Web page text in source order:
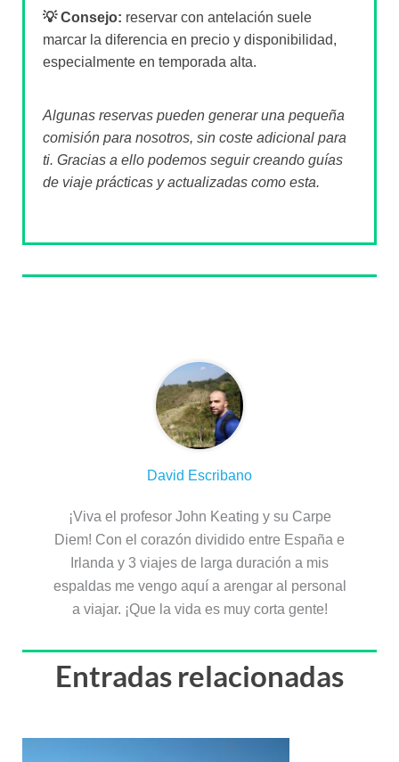
💡 Consejo: reservar con antelación suele
marcar la diferencia en precio y disponibilidad,
especialmente en temporada alta.
Algunas reservas pueden generar una pequeña
comisión para nosotros, sin coste adicional para
ti. Gracias a ello podemos seguir creando guías
de viaje prácticas y actualizadas como esta.
David Escribano
¡Viva el profesor John Keating y su Carpe
Diem! Con el corazón dividido entre España e
Irlanda y 3 viajes de larga duración a mis
espaldas me vengo aquí a arengar al personal
a viajar. ¡Que la vida es muy corta gente!
Entradas relacionadas